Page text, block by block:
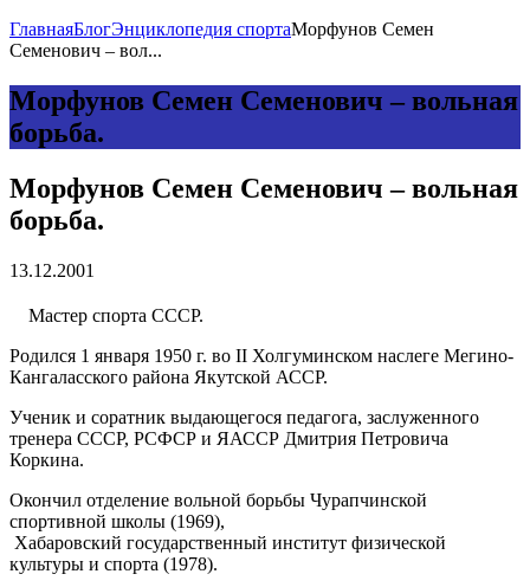
ГлавнаяБлогЭнциклопедия спортаМорфунов Семен
Семенович – вол...
Морфунов Семен Семенович – вольная
борьба.
Морфунов Семен Семенович – вольная
борьба.
13.12.2001
Мастер спорта СССР.
Родился 1 января 1950 г. во II Холгуминском наслеге Мегино-
Кангаласского района Якутской АССР.
Ученик и соратник выдающегося педагога, заслуженного
тренера СССР, РСФСР и ЯАССР Дмитрия Петровича
Коркина.
Окончил отделение вольной борьбы Чурапчинской
спортивной школы (1969),
Хабаровский государственный институт физической
культуры и спорта (1978).